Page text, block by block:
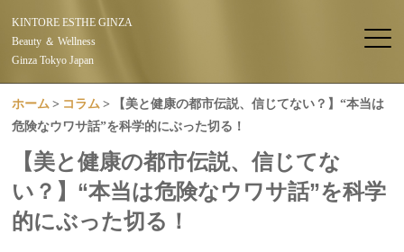
KINTORE ESTHE GINZA
Beauty ＆ Wellness
Ginza Tokyo Japan
ホーム コラム
【美と健康の都市伝説、信じてない？】“本当は
危険なウワサ話”を科学的にぶった切る！
【美と健康の都市伝説、信じてな
い？】“本当は危険なウワサ話”を科学
的にぶった切る！